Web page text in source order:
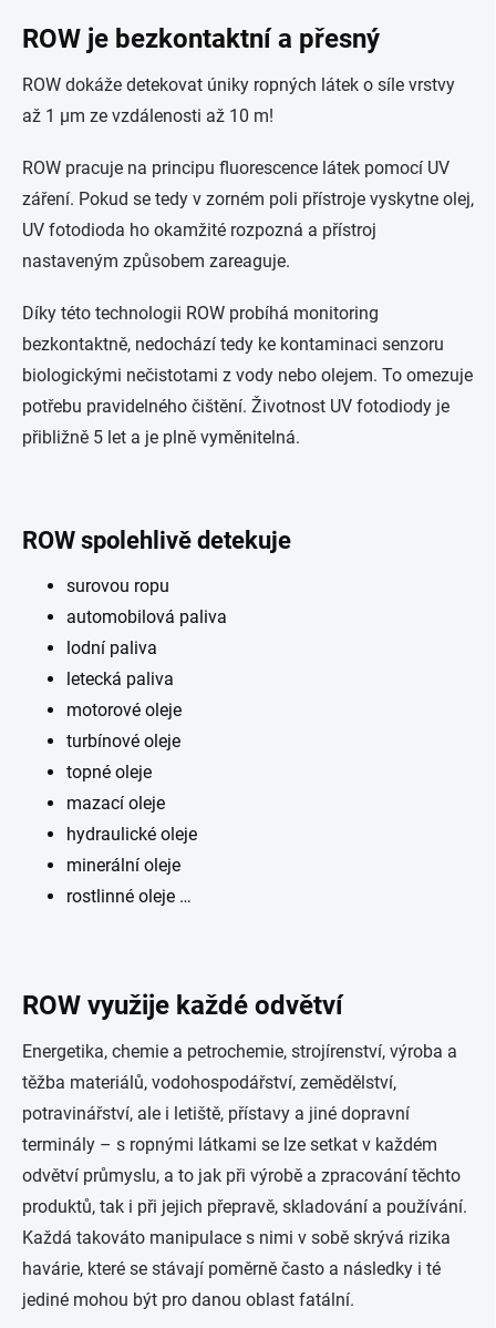
ROW je bezkontaktní a přesný
ROW dokáže detekovat úniky ropných látek o síle vrstvy
až 1 μm ze vzdálenosti až 10 m!
ROW pracuje na principu fluorescence látek pomocí UV
záření. Pokud se tedy v zorném poli přístroje vyskytne olej,
UV fotodioda ho okamžité rozpozná a přístroj
nastaveným způsobem zareaguje.
Díky této technologii ROW probíhá monitoring
bezkontaktně, nedochází tedy ke kontaminaci senzoru
biologickými nečistotami z vody nebo olejem. To omezuje
potřebu pravidelného čištění. Životnost UV fotodiody je
přibližně 5 let a je plně vyměnitelná.
ROW spolehlivě detekuje
surovou ropu
automobilová paliva
lodní paliva
letecká paliva
motorové oleje
turbínové oleje
topné oleje
mazací oleje
hydraulické oleje
minerální oleje
rostlinné oleje …
ROW využije každé odvětví
Energetika, chemie a petrochemie, strojírenství, výroba a
těžba materiálů, vodohospodářství, zemědělství,
potravinářství, ale i letiště, přístavy a jiné dopravní
terminály – s ropnými látkami se lze setkat v každém
odvětví průmyslu, a to jak při výrobě a zpracování těchto
produktů, tak i při jejich přepravě, skladování a používání.
Každá takováto manipulace s nimi v sobě skrývá rizika
havárie, které se stávají poměrně často a následky i té
jediné mohou být pro danou oblast fatální.